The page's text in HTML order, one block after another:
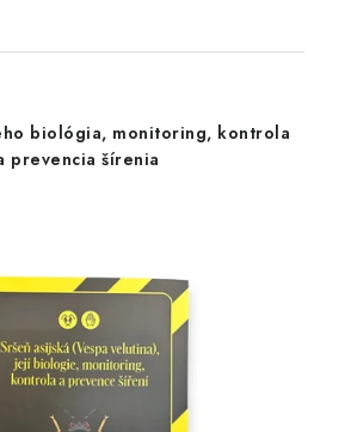
biológia, monitoring, kontrola
prevencia šírenia